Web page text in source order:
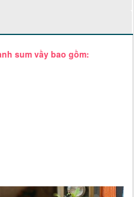
sum vầy bao gồm: